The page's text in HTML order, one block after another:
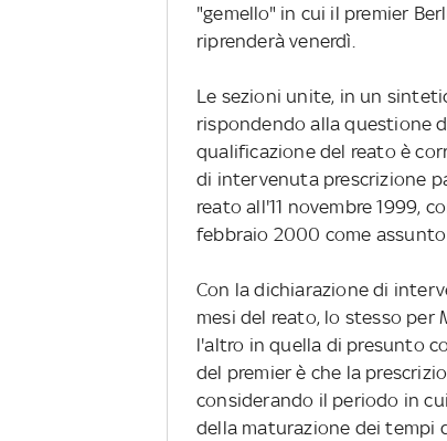
"gemello" in cui il premier
riprenderà venerdì.
Le sezioni unite, in un
rispondendo alla questione
qualificazione del reato è
di intervenuta prescrizione
reato all'11 novembre 1999,
febbraio 2000 come assunto
Con la dichiarazione di
mesi del reato, lo stesso per
l'altro in quella di presunto
del premier è che la
considerando il periodo in
della maturazione dei tempi